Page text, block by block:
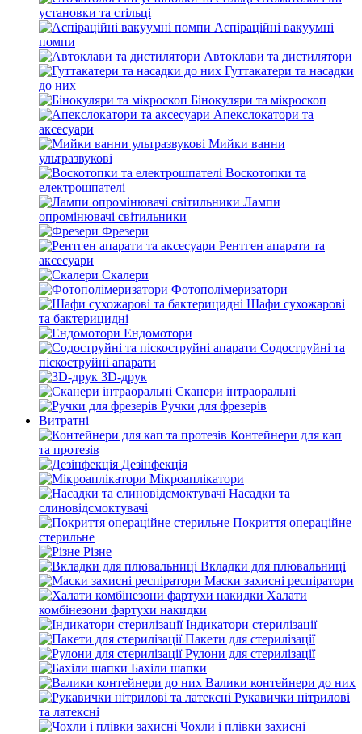
установки та стільці
Аспіраційні вакуумні
помпи
Автоклави та дистилятори
Гуттакатери та насадки
до них
Бінокуляри та мікроскоп
Апекслокатори та
аксесуари
Мийки ванни
ультразвукові
Воскотопки та
електрошпателі
Лампи
опромінювачі світильники
Фрезери
Рентген апарати та
аксесуари
Скалери
Фотополімеризатори
Шафи сухожарові
та бактерицидні
Ендомотори
Содоструйні та
піскоструйні апарати
3D-друк
Сканери інтраоральні
Ручки для фрезерів
Витратні
Контейнери для кап
та протезів
Дезінфекція
Мікроаплікатори
Насадки та
слиновідсмоктувачі
Покриття операційне
стерильне
Різне
Вкладки для плювальниці
Маски захисні респіратори
Халати
комбінезони фартухи накидки
Індикатори стерилізації
Пакети для стерилізації
Рулони для стерилізації
Бахіли шапки
Валики контейнери до них
Рукавички нітрилові
та латексні
Чохли і плівки захисні